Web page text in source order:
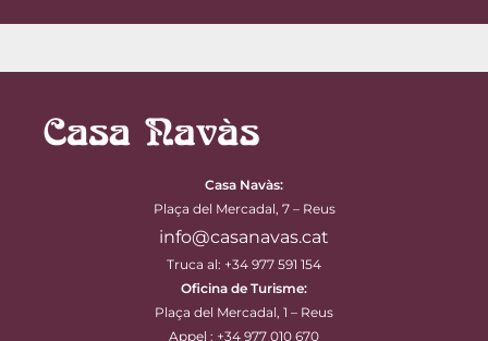
Casa Navàs:
Plaça del Mercadal, 7 – Reus
info@casanavas.cat
Truca al: +34 977 591 154
Oficina de Turisme:
Plaça del Mercadal, 1 – Reus
Appel : +34 977 010 670